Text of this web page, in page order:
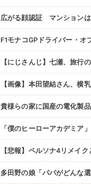
果、グループ全員から即時
広がる顔認証 マンション
スイスイ カピバラも見分け
F1モナコGPドライバー・
フォーマンスでモナコ初制覇
【にじさんじ】七瀬、旅行
【画像】本田望結さん、
wwwwwww
貴様らの家に国産の電化製
「僕のヒーローアカデミア
ーｗｗｗｗ
【悲報】ペルソナ4リメイ
多田野の娘「パパがどんな